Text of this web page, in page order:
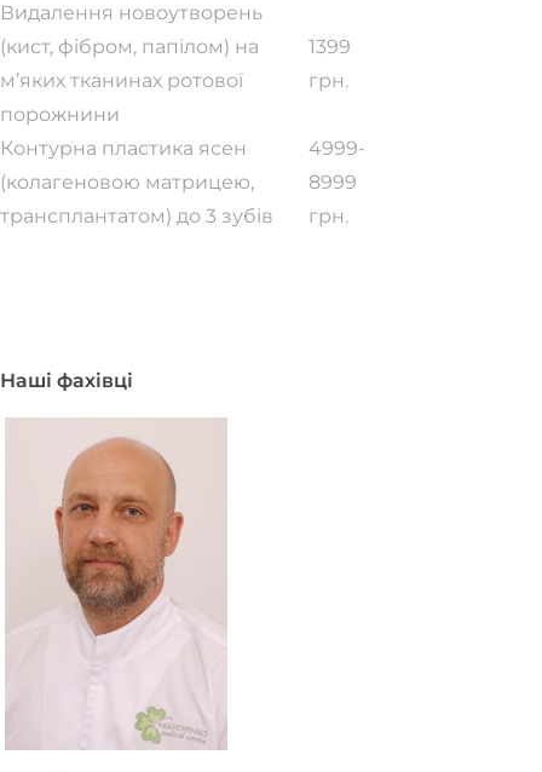
Видалення новоутворень
(кист, фібром, папілом) на
м’яких тканинах ротової
порожнини
1399
грн.
Контурна пластика ясен
(колагеновою матрицею,
трансплантатом) до 3 зубів
4999-
8999
грн.
Наші фахівці